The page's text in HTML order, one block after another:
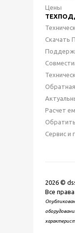
Цены
Скачать
Обратная
Расчет
Сервис и
2026 ©
Все